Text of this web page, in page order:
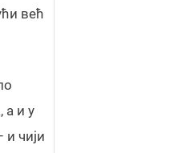
већ
а и у
чији